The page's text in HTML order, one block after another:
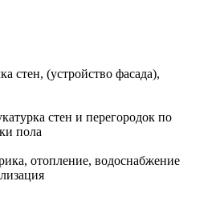
стен, (устройство фасада),
стен и перегородок по
пола
отопление, водоснабжение